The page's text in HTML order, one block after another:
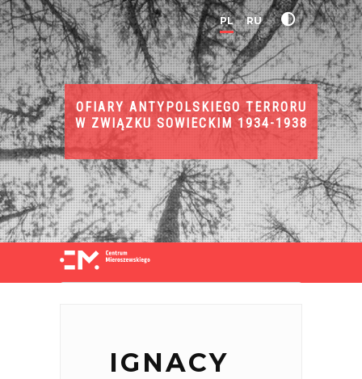
PL RU
OFIARY ANTYPOLSKIEGO TERRORU
W ZWIĄZKU SOWIECKIM 1934-1938
IGNACY